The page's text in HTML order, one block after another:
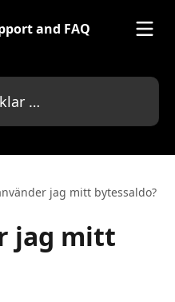
jag mitt bytessaldo?
jag mitt